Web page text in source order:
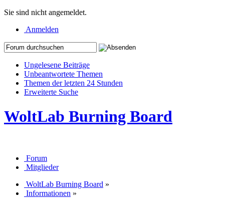
Sie sind nicht angemeldet.
Anmelden
Ungelesene Beiträge
Unbeantwortete Themen
Themen der letzten 24 Stunden
Erweiterte Suche
WoltLab Burning Board
Forum
Mitglieder
WoltLab Burning Board »
Informationen »